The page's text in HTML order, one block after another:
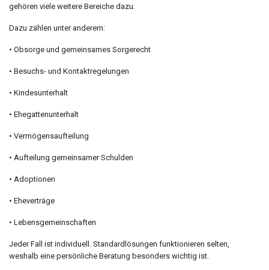
gehören viele weitere Bereiche dazu.
Dazu zählen unter anderem:
• Obsorge und gemeinsames Sorgerecht
• Besuchs- und Kontaktregelungen
• Kindesunterhalt
• Ehegattenunterhalt
• Vermögensaufteilung
• Aufteilung gemeinsamer Schulden
• Adoptionen
• Eheverträge
• Lebensgemeinschaften
Jeder Fall ist individuell. Standardlösungen funktionieren selten,
weshalb eine persönliche Beratung besonders wichtig ist.